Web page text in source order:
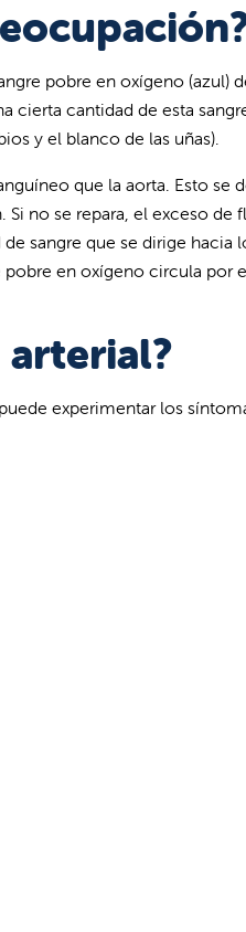
pobre en oxígeno (azul)
cantidad de esta
y el blanco de las uñas).
que la aorta. Esto se
no se repara, el exceso de
sangre que se dirige
en oxígeno circula por
experimentar los